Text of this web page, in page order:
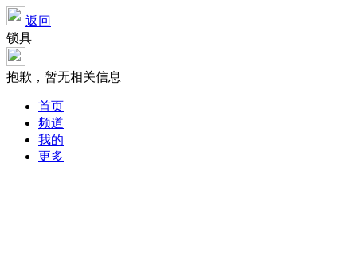
返回
锁具
抱歉，暂无相关信息
首页
频道
我的
更多